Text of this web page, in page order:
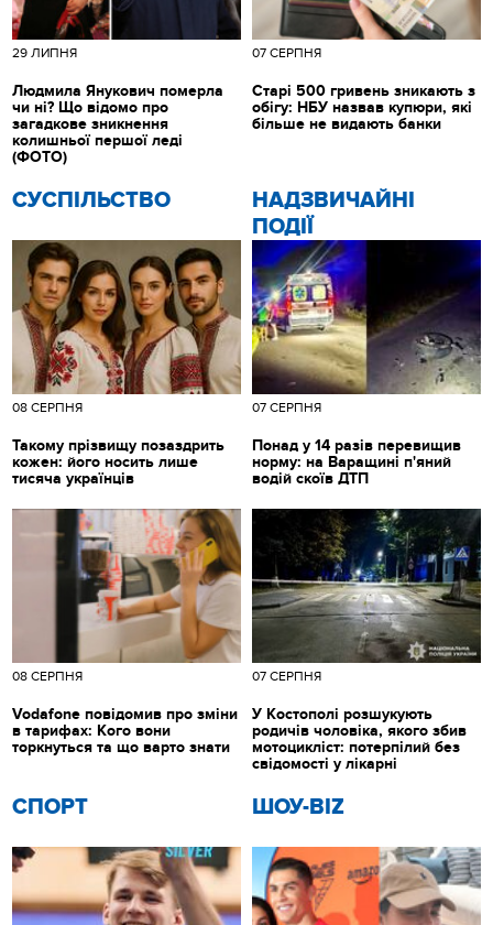
CУСПІЛЬСТВО
08 СЕРПНЯ
Такому прізвищу позаздрить
кожен: його носить лише
тисяча українців
НАДЗВИЧАЙНІ
ПОДІЇ
07 СЕРПНЯ
Понад у 14 разів перевищив
норму: на Варащині п'яний
водій скоїв ДТП
СПОРТ ШОУ-BIZ
29 ЛИПНЯ
Людмила Янукович померла
чи ні? Що відомо про
загадкове зникнення
колишньої першої леді
(ФОТО)
07 СЕРПНЯ
Старі 500 гривень зникають з
обігу: НБУ назвав купюри, які
більше не видають банки
08 СЕРПНЯ
Vodafone повідомив про зміни
в тарифах: Кого вони
торкнуться та що варто знати
07 СЕРПНЯ
У Костополі розшукують
родичів чоловіка, якого збив
мотоцикліст: потерпілий без
свідомості у лікарні